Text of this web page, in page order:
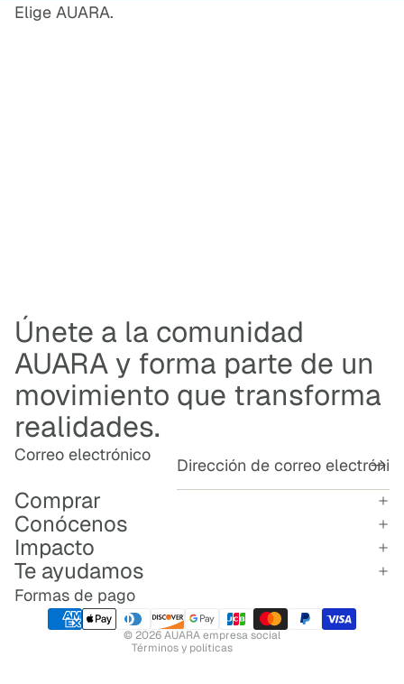
Elige AUARA.
Únete a la comunidad
AUARA y forma parte de un
movimiento que transforma
realidades.
Correo electrónico
Comprar
Conócenos
Impacto
Te ayudamos
Formas de pago
© 2026AUARA empresa social
Términos y políticas
Política de reembolso
Política de privacidad
Términos del servicio
Política de envío